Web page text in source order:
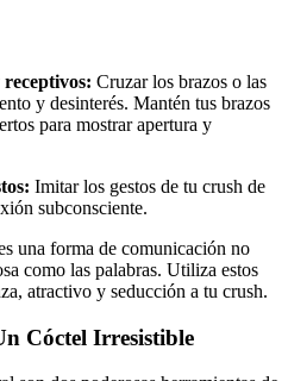
Cruzar los brazos o las
y desinterés. Mantén tus brazos
para mostrar apertura y
Imitar los gestos de tu crush de
subconsciente.
una forma de comunicación no
como las palabras. Utiliza estos
atractivo y seducción a tu crush.
Cóctel Irresistible